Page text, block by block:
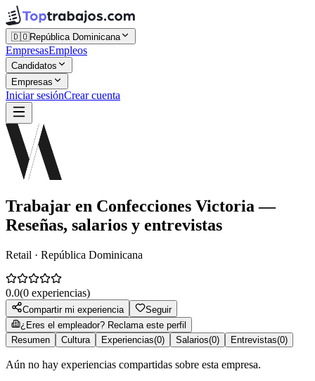
🇩🇴República Dominicana
EmpresasEmpleos
Candidatos
Empresas
Iniciar sesiónCrear cuenta
Trabajar en Confecciones Victoria —
Reseñas, salarios y entrevistas
Retail · República Dominicana
0.0(0 experiencias)
Compartir mi experiencia
Seguir
¿Eres el empleador? Reclama este perfil
Resumen
Cultura Experiencias(0) Salarios(0) Entrevistas(0)
Aún no hay experiencias compartidas sobre esta empresa.